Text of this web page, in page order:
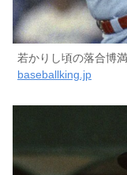
若かりし頃の落合博
baseballking.jp